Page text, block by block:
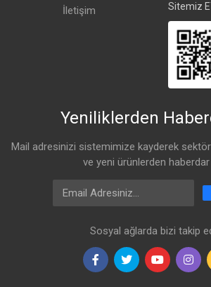
İletişim
Sitemiz
Yeniliklerden
Mail adresinizi sistemimize kayderek
ve yeni ürünlerden
Email Address
Sosyal ağlarda bizi takip